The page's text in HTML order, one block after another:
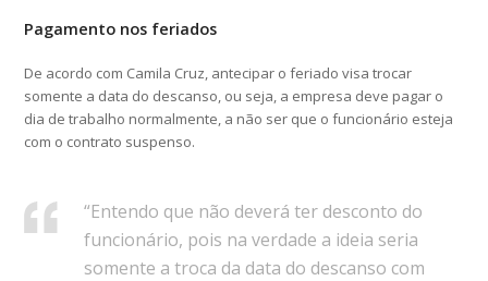
Pagamento nos feriados
De acordo com Camila Cruz, antecipar o feriado visa trocar
somente a data do descanso, ou seja, a empresa deve pagar o
dia de trabalho normalmente, a não ser que o funcionário esteja
com o contrato suspenso.
“Entendo que não deverá ter desconto do
funcionário, pois na verdade a ideia seria
somente a troca da data do descanso com